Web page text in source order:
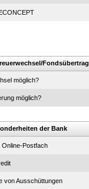
möglich?
möglich?
der Bank
Postfach
von Ausschüttungen